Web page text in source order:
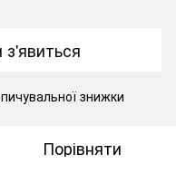
знижки
Порівняти